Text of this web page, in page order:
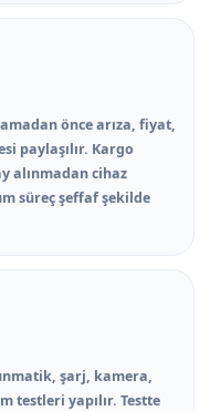
önce arıza, fiyat,
paylaşılır. Kargo
alınmadan cihaz
süreç şeffaf şekilde
şarj, kamera,
testleri yapılır. Testte